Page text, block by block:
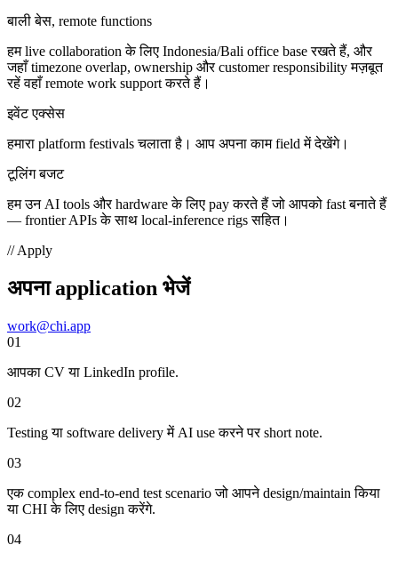
बाली बेस, remote functions
हम live collaboration के लिए Indonesia/Bali office base रखते हैं, और
जहाँ timezone overlap, ownership और customer responsibility मज़बूत
रहें वहाँ remote work support करते हैं।
इवेंट एक्सेस
हमारा platform festivals चलाता है। आप अपना काम field में देखेंगे।
टूलिंग बजट
हम उन AI tools और hardware के लिए pay करते हैं जो आपको fast बनाते हैं
— frontier APIs के साथ local-inference rigs सहित।
// Apply
अपना application भेजें
work@chi.app
01
आपका CV या LinkedIn profile.
02
Testing या software delivery में AI use करने पर short note.
03
एक complex end-to-end test scenario जो आपने design/maintain किया
या CHI के लिए design करेंगे.
04